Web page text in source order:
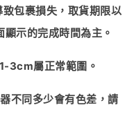
包裹損失，取貨期限以
示的完成時間為主。
1-3cm屬正常範圍。
不同多少會有色差，請